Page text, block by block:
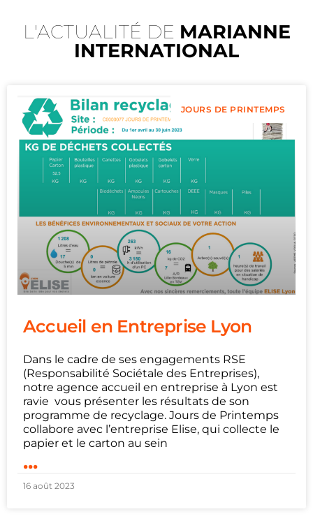
L'ACTUALITÉ DE MARIANNE
INTERNATIONAL
JOURS DE PRINTEMPS
Accueil en Entreprise Lyon
Dans le cadre de ses engagements RSE
(Responsabilité Sociétale des Entreprises),
notre agence accueil en entreprise à Lyon est
ravie vous présenter les résultats de son
programme de recyclage. Jours de Printemps
collabore avec l’entreprise Elise, qui collecte le
papier et le carton au sein
...
16 août 2023